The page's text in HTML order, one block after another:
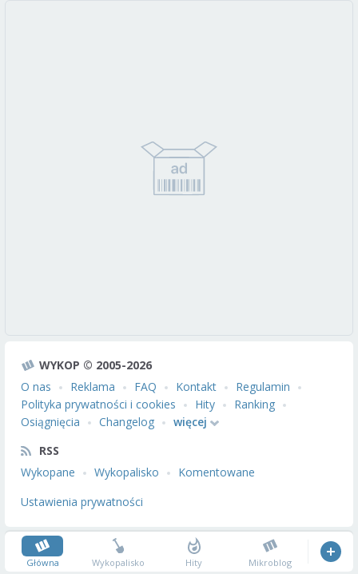
WYKOP © 2005-2026
O nas
Reklama FAQ Kontakt
Regulamin
Polityka prywatności i cookies
Hity
Ranking
Osiągnięcia
Changelog
więcej
RSS
Wykopane
Wykopalisko
Komentowane
Ustawienia prywatności
Główna Wykopalisko Hity Mikroblog